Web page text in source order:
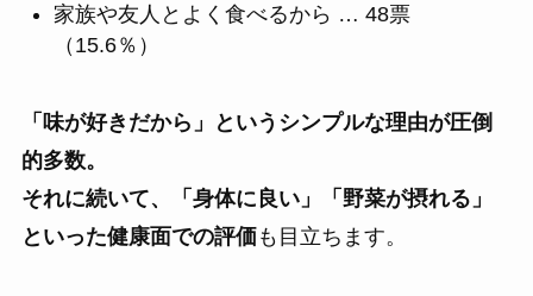
家族や友人とよく食べるから … 48票
（15.6％）
「味が好きだから」というシンプルな理由が圧倒
的多数。
それに続いて、「身体に良い」「野菜が摂れる」
といった健康面での評価も目立ちます。